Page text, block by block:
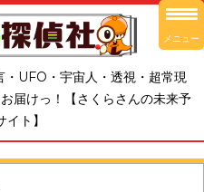
UFO・宇宙人・透視・超常現
届けっ！【さくらさんの未来予
ト】
メニュー